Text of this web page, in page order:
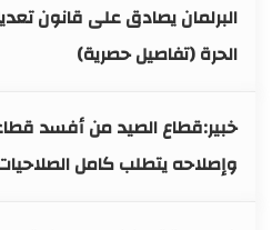
البرلمان يصادق على قانون
الحرة (تفاصيل حصرية)
خبير:قطاع الصيد من أفسد
وإصلاحه يتطلب كامل